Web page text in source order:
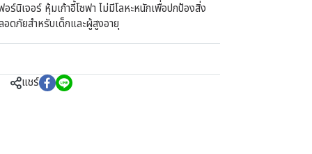
นิเจอร์ หุ้มเก้าอี้โซฟา ไม่มีโลหะหนักเพื่อปกป้องสิ่ง
ดภัยสำหรับเด็กและผู้สูงอายุ
แชร์